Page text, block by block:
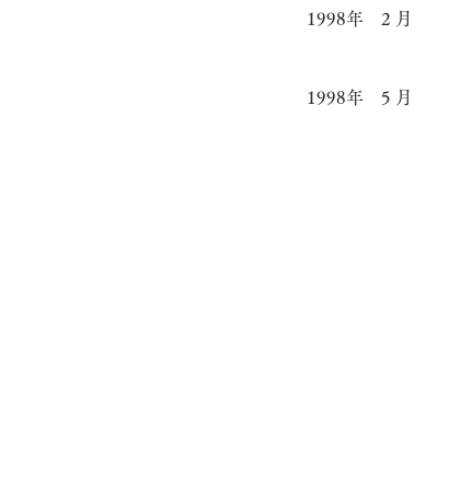
1998年 2 月
1998年 5 月